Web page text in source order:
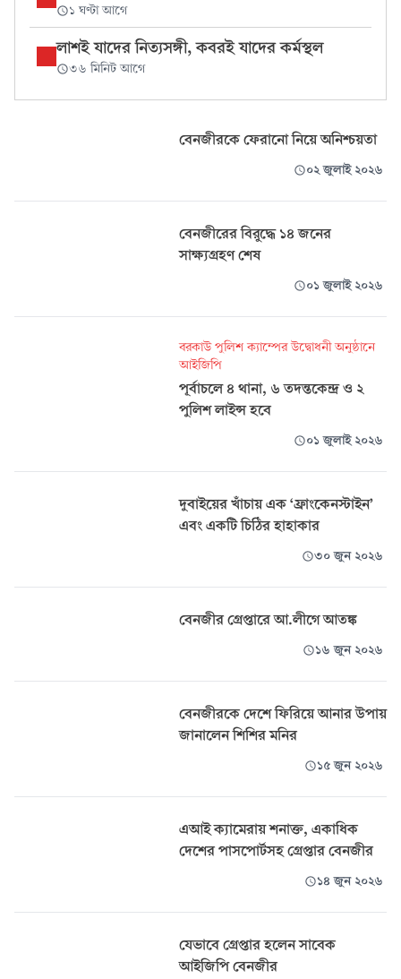
১ ঘণ্টা আগে
লাশই যাদের নিত্যসঙ্গী, কবরই যাদের কর্মস্থল
৩৬ মিনিট আগে
বেনজীরকে ফেরানো নিয়ে অনিশ্চয়তা
০২ জুলাই ২০২৬
বেনজীরের বিরুদ্ধে ১৪ জনের
সাক্ষ্যগ্রহণ শেষ
০১ জুলাই ২০২৬
বরকাউ পুলিশ ক্যাম্পের উদ্বোধনী অনুষ্ঠানে
আইজিপি
পূর্বাচলে ৪ থানা, ৬ তদন্তকেন্দ্র ও ২
পুলিশ লাইন্স হবে
০১ জুলাই ২০২৬
দুবাইয়ের খাঁচায় এক ‘ফ্রাংকেনস্টাইন’
এবং একটি চিঠির হাহাকার
৩০ জুন ২০২৬
বেনজীর গ্রেপ্তারে আ.লীগে আতঙ্ক
১৬ জুন ২০২৬
বেনজীরকে দেশে ফিরিয়ে আনার উপায়
জানালেন শিশির মনির
১৫ জুন ২০২৬
এআই ক্যামেরায় শনাক্ত, একাধিক
দেশের পাসপোর্টসহ গ্রেপ্তার বেনজীর
১৪ জুন ২০২৬
যেভাবে গ্রেপ্তার হলেন সাবেক
আইজিপি বেনজীর